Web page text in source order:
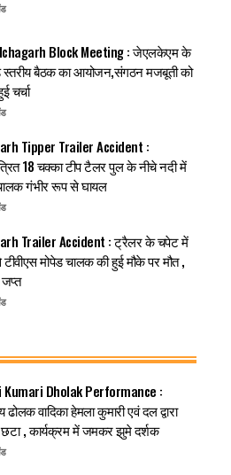
Ichagarh Block Meeting : जेएलकेएम के
बैठक का आयोजन,संगठन मजबूती को
चर्चा
Tipper Trailer Accident :
18 चक्का टीप टैलर पुल के नीचे नदी में
गंभीर रूप से घायल
Trailer Accident : ट्रैलर के चपेट में
मोपेड चालक की हुई मौके पर मौत ,
Kumari Dholak Performance :
ढोलक वादिका हेमला कुमारी एवं दल द्वारा
छटा , कार्यक्रम में जमकर झुमे दर्शक